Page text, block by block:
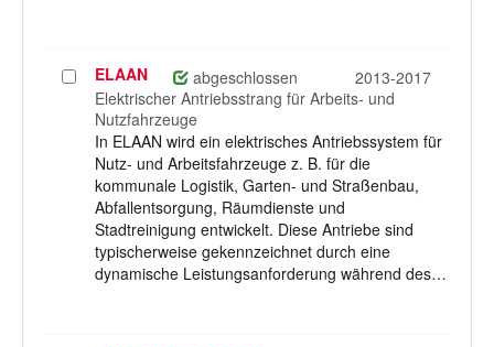
Projekt
auswählen
ELAAN abgeschlossen
2013-2017
Elektrischer Antriebsstrang für Arbeits- und
Nutzfahrzeuge
In ELAAN wird ein elektrisches Antriebssystem für
Nutz- und Arbeitsfahrzeuge z. B. für die
kommunale Logistik, Garten- und Straßenbau,
Abfallentsorgung, Räumdienste und
Stadtreinigung entwickelt. Diese Antriebe sind
typischerweise gekennzeichnet durch eine
dynamische Leistungsanforderung während des…